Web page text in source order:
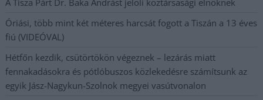
Óriási, több mint két méteres harcsát fogott a Tiszán a 13 éves
fiú (VIDEÓVAL)
Hétfőn kezdik, csütörtökön végeznek – lezárás miatt
fennakadásokra és pótlóbuszos közlekedésre számítsunk az
egyik Jász-Nagykun-Szolnok megyei vasútvonalon